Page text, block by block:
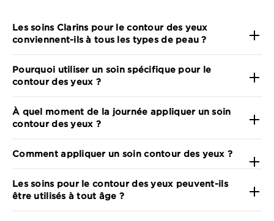
Les soins Clarins pour le contour des yeux
conviennent-ils à tous les types de peau ?
Pourquoi utiliser un soin spécifique pour le
contour des yeux ?
À quel moment de la journée appliquer un soin
contour des yeux ?
Comment appliquer un soin contour des yeux ?
Les soins pour le contour des yeux peuvent-ils
être utilisés à tout âge ?